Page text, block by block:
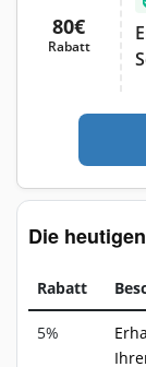
80€
Rabatt
Die
Rabatt
5%